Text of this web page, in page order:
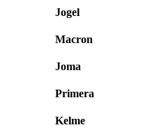
Jogel
Macron
Joma
Primera
Kelme